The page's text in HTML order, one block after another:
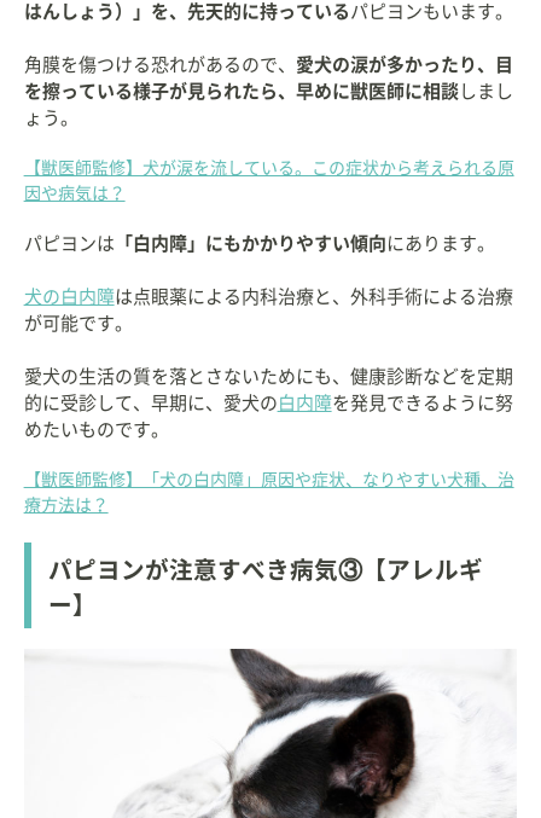
はんしょう）」を、先天的に持っている パピヨンもいます。
角膜を傷つける恐れがあるので、 愛犬の涙が多かったり、目
を擦っている様子が見られたら、早めに獣医師に相談しまし
ょう。
【獣医師監修】犬が涙を流している。この症状から考えられる原
因や病気は？
パピヨンは 「白内障」にもかかりやすい傾向 にあります。
犬の白内障は点眼薬による内科治療と、外科手術による治療
が可能です。
愛犬の生活の質を落とさないためにも、健康診断などを定期
的に受診して、早期に、愛犬の 白内障を発見できるように努
めたいものです。
【獣医師監修】「犬の白内障」原因や症状、なりやすい犬種、治
療方法は？
パピヨンが注意すべき病気③【アレルギ
ー】